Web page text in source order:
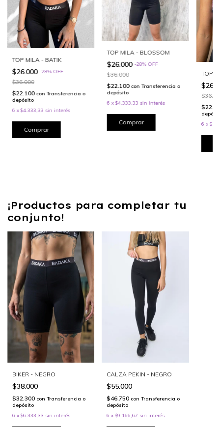
TOP MILA - BATIK
$26.000 -28% OFF
$36.000
$22.100 con Transferencia o
depósito
6 x$4.333,33 sin interés
Comprar
TOP MILA - BLOSSOM
$26.000 -28% OFF
$36.000
$22.100 con Transferencia o
depósito
6 x$4.333,33 sin interés
Comprar
TOP
6 x
¡Productos para completar tu
conjunto!
BIKER - NEGRO
$38.000
$32.300 con Transferencia o
depósito
6 x $6.333,33 sin interés
CALZA PEKIN - NEGRO
$55.000
$46.750 con Transferencia o
depósito
6 x$9.166,67 sin interés